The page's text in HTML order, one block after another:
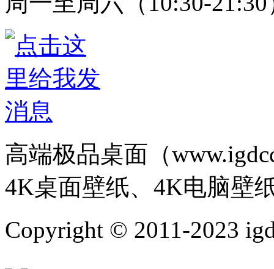
高端极品桌面（
4K桌面壁纸、4K电脑壁
Copyright © 2011-2023